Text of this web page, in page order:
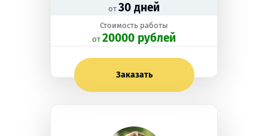
от 30 дней
Стоимость работы
oт 20000 рублей
Заказать